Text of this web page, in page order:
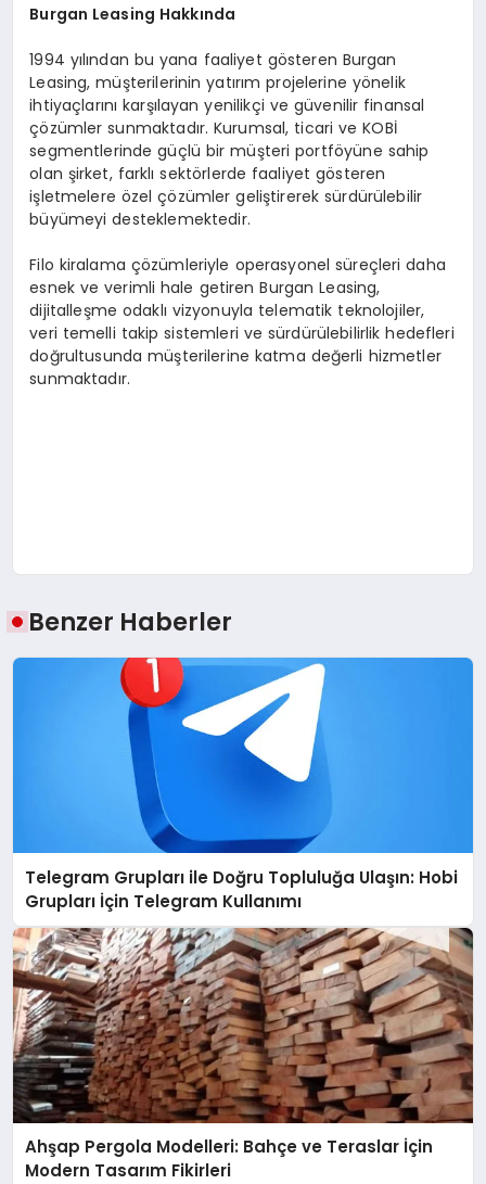
Burgan Leasing Hakkında
1994 yılından bu yana faaliyet gösteren Burgan
Leasing, müşterilerinin yatırım projelerine yönelik
ihtiyaçlarını karşılayan yenilikçi ve güvenilir finansal
çözümler sunmaktadır. Kurumsal, ticari ve KOBİ
segmentlerinde güçlü bir müşteri portföyüne sahip
olan şirket, farklı sektörlerde faaliyet gösteren
işletmelere özel çözümler geliştirerek sürdürülebilir
büyümeyi desteklemektedir.
Filo kiralama çözümleriyle operasyonel süreçleri daha
esnek ve verimli hale getiren Burgan Leasing,
dijitalleşme odaklı vizyonuyla telematik teknolojiler,
veri temelli takip sistemleri ve sürdürülebilirlik hedefleri
doğrultusunda müşterilerine katma değerli hizmetler
sunmaktadır.
Benzer Haberler
Telegram Grupları ile Doğru Topluluğa Ulaşın: Hobi
Grupları İçin Telegram Kullanımı
Ahşap Pergola Modelleri: Bahçe ve Teraslar İçin
Modern Tasarım Fikirleri